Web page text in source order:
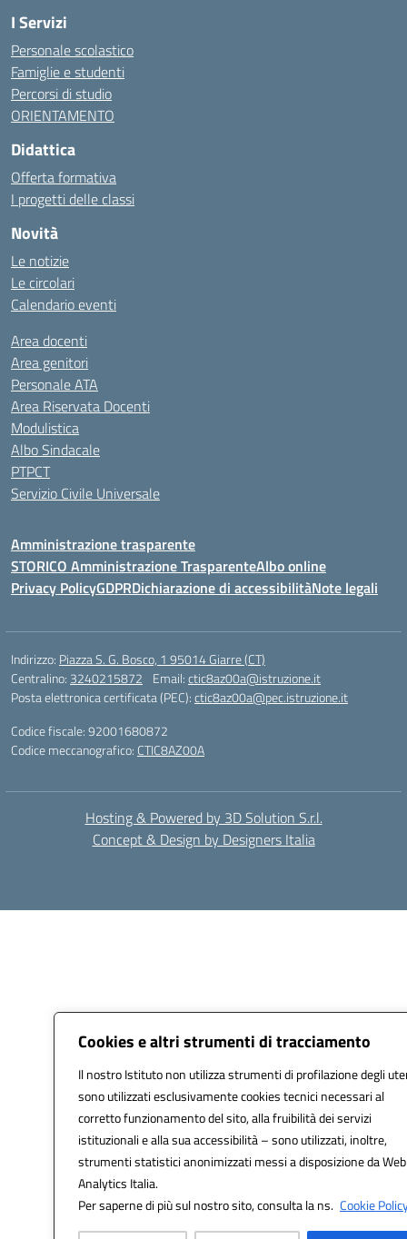
Cookies e altri strumenti di tracciamento
Il nostro Istituto non utilizza strumenti di profilazione degli
sono utilizzati esclusivamente cookies tecnici necessari al
corretto funzionamento del sito, alla fruibilità dei servizi
istituzionali e alla sua accessibilità – sono utilizzati, inoltre,
strumenti statistici anonimizzati messi a disposizione da Web
Analytics Italia.
Per saperne di più sul nostro sito, consulta la ns. Cookie
I Servizi
Personale scolastico
Famiglie e studenti
Percorsi di studio
ORIENTAMENTO
Didattica
Offerta formativa
I progetti delle classi
Novità
Le notizie
Le circolari
Calendario eventi
Area docenti
Area genitori
Personale ATA
Area Riservata Docenti
Modulistica
Albo Sindacale
PTPCT
Servizio Civile Universale
Amministrazione trasparente
STORICO Amministrazione TrasparenteAlbo online
Privacy PolicyGDPRDichiarazione di accessibilitàNote legali
Indirizzo: Piazza S. G. Bosco, 1 95014 Giarre (CT)
Centralino: 3240215872 Email:ctic8az00a@istruzione.it
Posta elettronica certificata (PEC):ctic8az00a@pec.istruzione.it
Codice fiscale: 92001680872
Codice meccanografico: CTIC8AZ00A
Hosting & Powered by 3D Solution S.r.l.
Concept & Design by Designers Italia